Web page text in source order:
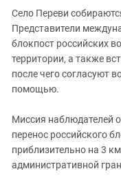
Северная Осетия -
СКФО
Чечня
Южный Кавказ
ЮФО
Село Переви
Представители
блокпост российских
территории, а также
после чего согласуют
помощью.
Миссия наблюдателей
перенос российского
приблизительно на 3
административной